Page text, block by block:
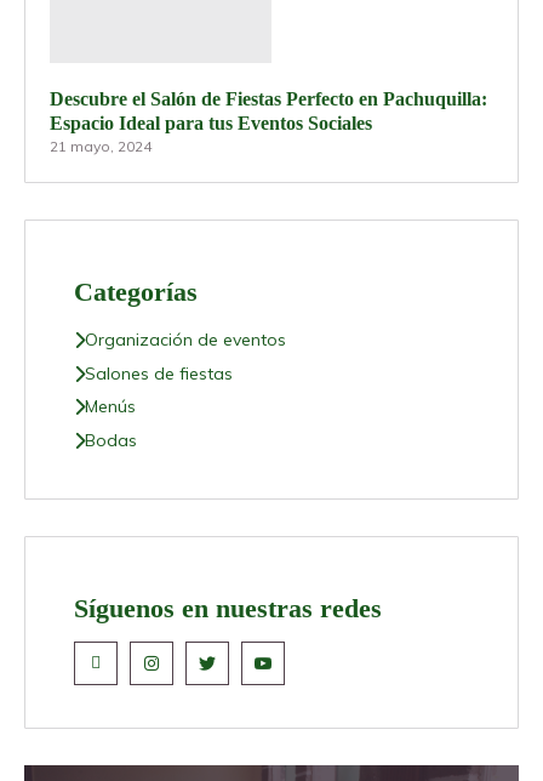
Descubre el Salón de Fiestas Perfecto en Pachuquilla:
Espacio Ideal para tus Eventos Sociales
21 mayo, 2024
Categorías
Organización de eventos
Salones de fiestas
Menús
Bodas
Síguenos en nuestras redes